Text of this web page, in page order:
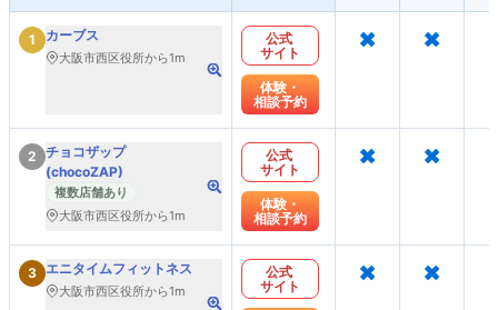
1 カーブス
大阪市西区役所から1m
公式
サイト
体験・
相談予約
× ×
2 チョコザップ
(chocoZAP)
複数店舗あり
大阪市西区役所から1m
公式
サイト
体験・
相談予約
× ×
3 エニタイムフィットネス
大阪市西区役所から1m
公式
サイト
× ×